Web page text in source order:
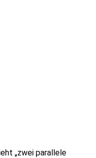
„zwei parallele